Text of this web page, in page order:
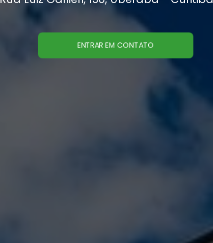
ENTRAR EM CONTATO